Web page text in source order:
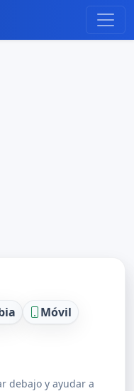
Móvil
debajo y ayudar a